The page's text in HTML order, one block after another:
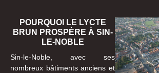
POURQUOI LE LYCTE
BRUN PROSPÈRE À SIN-
LE-NOBLE
Sin-le-Noble, avec ses
nombreux bâtiments anciens et